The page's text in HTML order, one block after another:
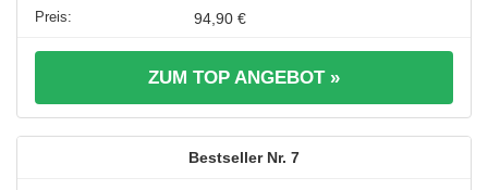
94,90 €
ZUM TOP ANGEBOT »
7